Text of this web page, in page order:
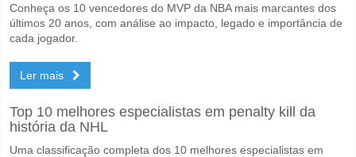
Conheça os 10 vencedores do MVP da NBA mais marcantes dos
últimos 20 anos, com análise ao impacto, legado e importância de
cada jogador.
Ler mais
Top 10 melhores especialistas em penalty kill da
história da NHL
Uma classificação completa dos 10 melhores especialistas em